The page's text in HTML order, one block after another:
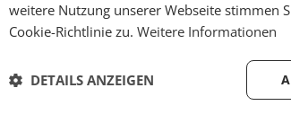
XING Teilen
weitere Nutzung unserer Webseite stimmen
Cookie-Richtlinie zu. Weitere Informationen
DETAILS ANZEIGEN